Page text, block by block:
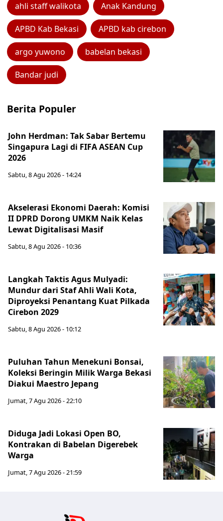
ahli staff walikota Anak Kandung
APBD Kab Bekasi APBD kab cirebon
argo yuwono babelan bekasi
Bandar judi
Berita Populer
John Herdman: Tak Sabar Bertemu
Singapura Lagi di FIFA ASEAN Cup
2026
Sabtu, 8 Agu 2026 - 14:24
Akselerasi Ekonomi Daerah: Komisi
II DPRD Dorong UMKM Naik Kelas
Lewat Digitalisasi Masif
Sabtu, 8 Agu 2026 - 10:36
Langkah Taktis Agus Mulyadi:
Mundur dari Staf Ahli Wali Kota,
Diproyeksi Penantang Kuat Pilkada
Cirebon 2029
Sabtu, 8 Agu 2026 - 10:12
Puluhan Tahun Menekuni Bonsai,
Koleksi Beringin Milik Warga Bekasi
Diakui Maestro Jepang
Jumat, 7 Agu 2026 - 22:10
Diduga Jadi Lokasi Open BO,
Kontrakan di Babelan Digerebek
Warga
Jumat, 7 Agu 2026 - 21:59